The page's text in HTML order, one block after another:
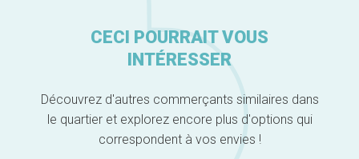
CECI POURRAIT VOUS
INTÉRESSER
Découvrez d'autres commerçants similaires dans
le quartier et explorez encore plus d'options qui
correspondent à vos envies !